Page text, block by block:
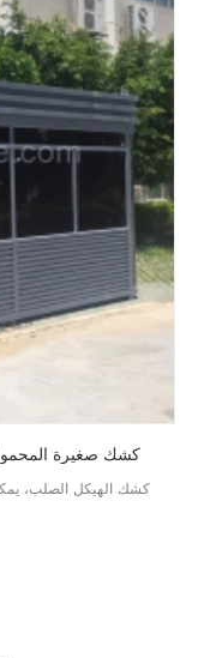
كشك صغيرة
كشك الهيكل الصلب،